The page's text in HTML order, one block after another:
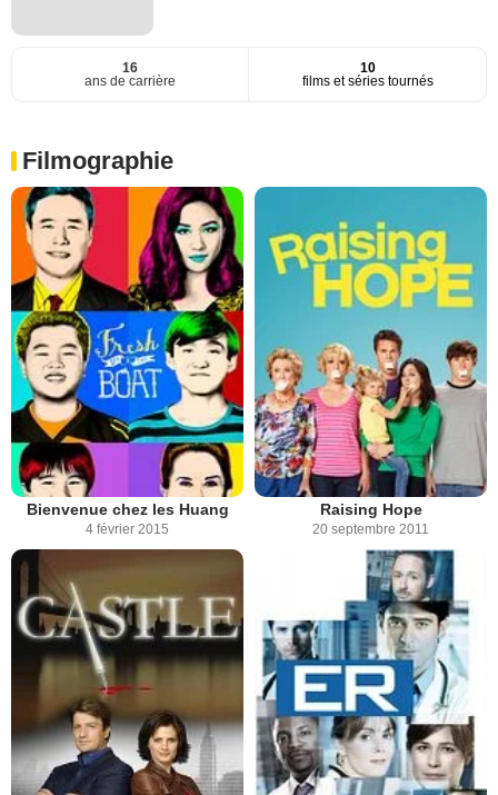
16
ans de carrière
10
films et séries tournés
Filmographie
Bienvenue chez les Huang
4 février 2015
Raising Hope
20 septembre 2011